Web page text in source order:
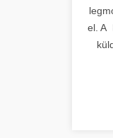
el. A